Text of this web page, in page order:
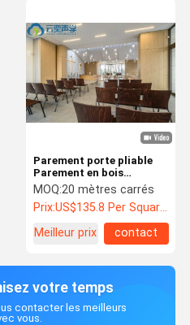
Parement porte pliable
Parement en bois
Parement mobile
Parement mobile
MOQ:20 mètres carrés
Prix:US$135.8 Per Square Meter
Meilleur prix
contact
votre temps
contacter les meilleurs
vous.